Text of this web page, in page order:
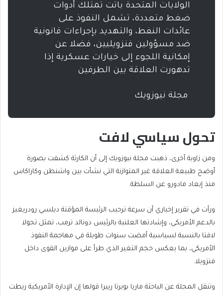
الولايات المتحدة باتت تمتلك أدوات
ضغط متعددة، تشمل النفوذ على
عائدات النفط، والتهديد بإجراءات قانونية
ضد مسؤولين فنزويليين، فضلا عن
إمكانية اللجوء إلى خيارات عسكرية إذا
تدهورت العلاقة بين الطرفين
بواسطة
مجلة نيوزويك
تحول سياسي لافت
ومن زاوية أخرى، ذهبت مجلة نيوزويك إلى أن الكارثة كشفت بصورة
أوضح طبيعة العلاقة غير المتوازنة التي نشأت بين واشنطن وكاراكاس
منذ إبعاد مادورو عن السلطة.
ورأت في تقرير إخباري أن سرعة ترحيب الرئيسة المؤقتة ديلسي رودريغيز
بالدعم الأمريكي، وإشادتها العلنية بالرئيس دونالد ترمب، تمثل تحولا
لافتا بالنسبة لسياسية أمضت سنوات طويلة في مهاجمة النفوذ
الأمريكي، بما يعكس حجم التغير الذي طرأ على موازين القوى داخل
فنزويلا.
وتنقل المجلة عن الباحثة ماريا بويرتا رييرا قولها إن الإدارة الأمريكية ربطت